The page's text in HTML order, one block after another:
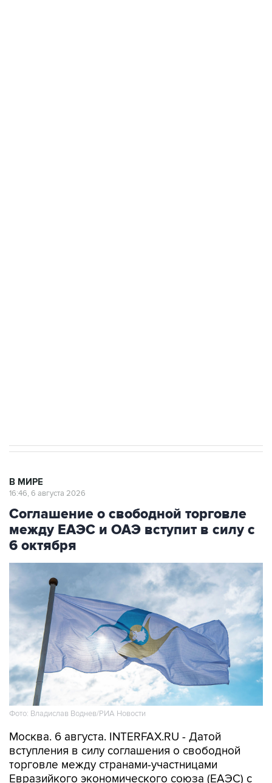
В МИРЕ
16:46, 6 августа 2026
Соглашение о свободной торговле
между ЕАЭС и ОАЭ вступит в силу с
6 октября
Фото: Владислав Воднев/РИА Новости
Москва. 6 августа. INTERFAX.RU - Датой
вступления в силу соглашения о свободной
торговле между странами-участницами
Евразийкого экономического союза (ЕАЭС) с